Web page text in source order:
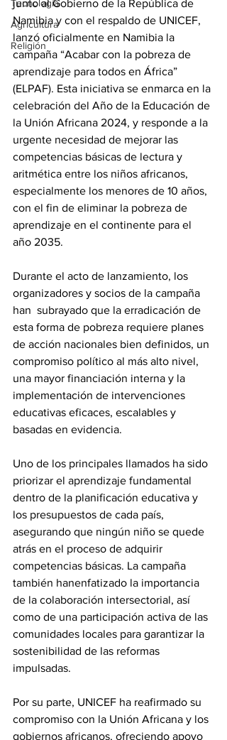
Tecnología
Agricultura
Religión
junto al Gobierno de la República de
Namibia y con el respaldo de UNICEF,
lanzó oficialmente en Namibia la
campaña “Acabar con la pobreza de
aprendizaje para todos en África”
(ELPAF). Esta iniciativa se enmarca en la
celebración del Año de la Educación de
la Unión Africana 2024, y responde a la
urgente necesidad de mejorar las
competencias básicas de lectura y
aritmética entre los niños africanos,
especialmente los menores de 10 años,
con el fin de eliminar la pobreza de
aprendizaje en el continente para el
año 2035.
Durante el acto de lanzamiento, los
organizadores y socios de la campaña
han  subrayado que la erradicación de
esta forma de pobreza requiere planes
de acción nacionales bien definidos, un
compromiso político al más alto nivel,
una mayor financiación interna y la
implementación de intervenciones
educativas eficaces, escalables y
basadas en evidencia.
Uno de los principales llamados ha sido
priorizar el aprendizaje fundamental
dentro de la planificación educativa y
los presupuestos de cada país,
asegurando que ningún niño se quede
atrás en el proceso de adquirir
competencias básicas. La campaña
también hanenfatizado la importancia
de la colaboración intersectorial, así
como de una participación activa de las
comunidades locales para garantizar la
sostenibilidad de las reformas
impulsadas.
Por su parte, UNICEF ha reafirmado su
compromiso con la Unión Africana y los
gobiernos africanos, ofreciendo apoyo